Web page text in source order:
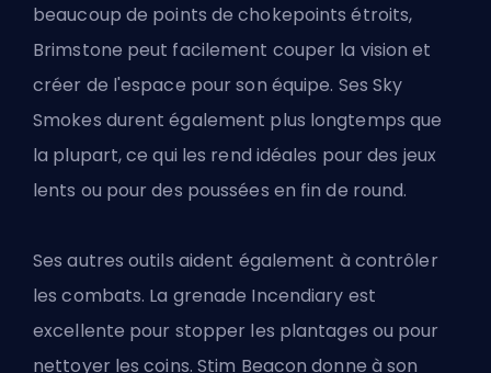
beaucoup de points de chokepoints étroits,
Brimstone peut facilement couper la vision et
créer de l'espace pour son équipe. Ses Sky
Smokes durent également plus longtemps que
la plupart, ce qui les rend idéales pour des jeux
lents ou pour des poussées en fin de round.
Ses autres outils aident également à contrôler
les combats. La grenade Incendiary est
excellente pour stopper les plantages ou pour
nettoyer les coins. Stim Beacon donne à son